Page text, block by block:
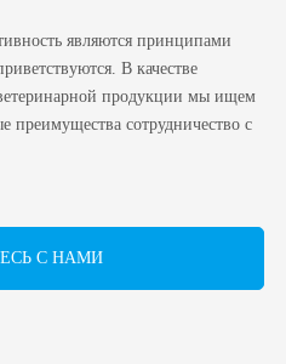
являются принципами
В качестве
продукции мы ищем
преимущества сотрудничество с
С НАМИ